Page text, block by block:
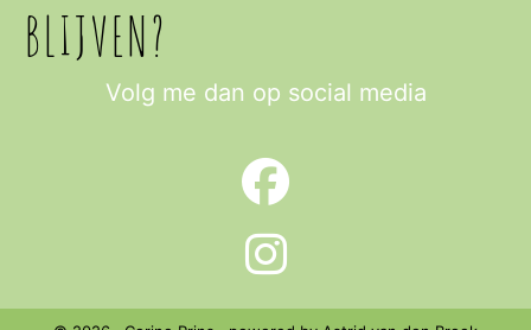
BLIJVEN?
Volg me dan op social media